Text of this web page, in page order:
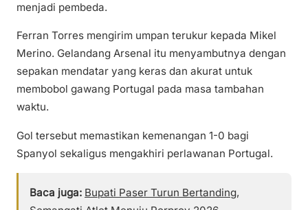
menjadi pembeda.
Ferran Torres mengirim umpan terukur kepada Mikel
Merino. Gelandang Arsenal itu menyambutnya dengan
sepakan mendatar yang keras dan akurat untuk
membobol gawang Portugal pada masa tambahan
waktu.
Gol tersebut memastikan kemenangan 1-0 bagi
Spanyol sekaligus mengakhiri perlawanan Portugal.
Baca juga: Bupati Paser Turun Bertanding,